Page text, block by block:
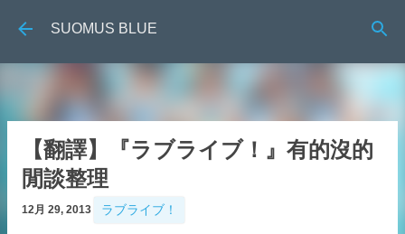
SUOMUS BLUE
【翻譯】『ラブライブ！』有的沒的
閒談整理
12月 29, 2013 ラブライブ！